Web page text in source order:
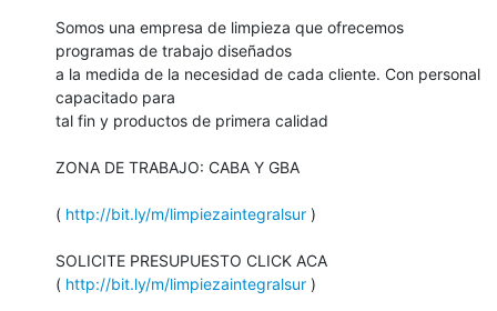
Somos una empresa de limpieza que ofrecemos
programas de trabajo diseñados
a la medida de la necesidad de cada cliente. Con personal
capacitado para
tal fin y productos de primera calidad
ZONA DE TRABAJO: CABA Y GBA
( http://bit.ly/m/limpiezaintegralsur )
SOLICITE PRESUPUESTO CLICK ACA
( http://bit.ly/m/limpiezaintegralsur )